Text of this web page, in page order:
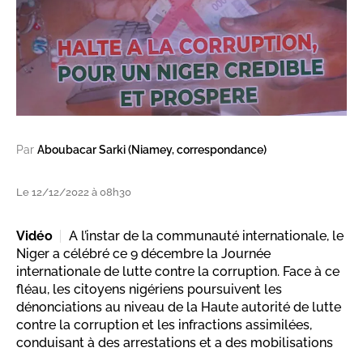
Par Aboubacar Sarki (Niamey, correspondance)
Le 12/12/2022 à 08h30
Vidéo
A l’instar de la communauté internationale, le
Niger a célébré ce 9 décembre la Journée
internationale de lutte contre la corruption. Face à ce
fléau, les citoyens nigériens poursuivent les
dénonciations au niveau de la Haute autorité de lutte
contre la corruption et les infractions assimilées,
conduisant à des arrestations et a des mobilisations